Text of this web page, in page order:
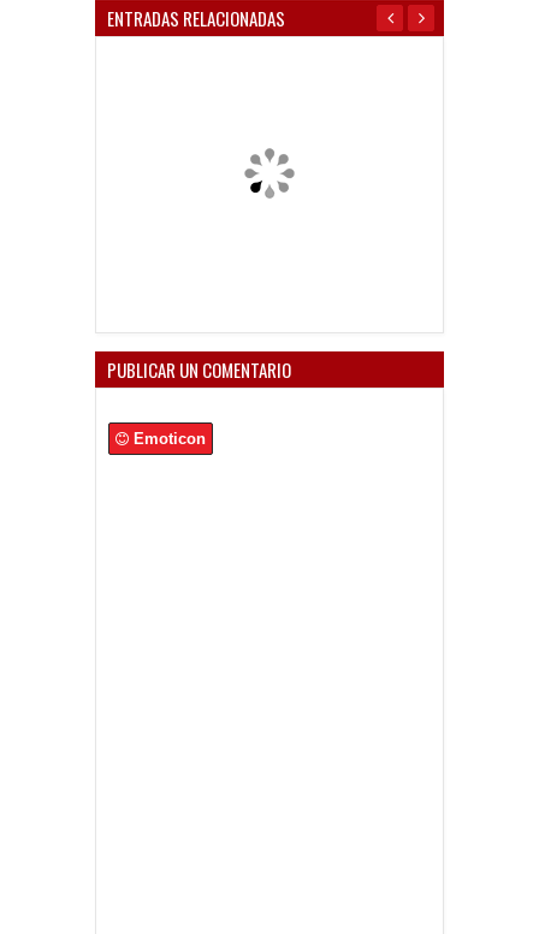
ENTRADAS RELACIONADAS
PUBLICAR UN COMENTARIO
Emoticon